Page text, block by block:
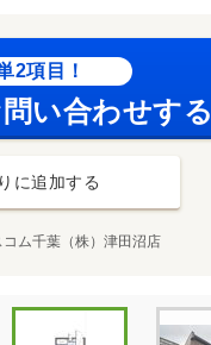
2項目！
い合わせする
に追加する
コム千葉（株）津田沼店